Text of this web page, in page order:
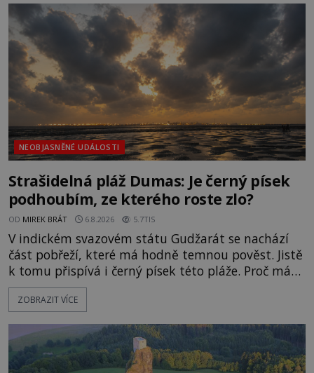
jen o nějaký optický klam, nebo se zde skutečně
právě vznáší mimozemská loď
NEOBJASNĚNÉ UDÁLOSTI
Strašidelná pláž Dumas: Je černý písek
podhoubím, ze kterého roste zlo?
OD MIREK BRÁT 6.8.2026 5.7TIS
V indickém svazovém státu Gudžarát se nachází
část pobřeží, které má hodně temnou pověst. Jistě
k tomu přispívá i černý písek této pláže. Proč má
pláž takové netypické zbarvení? Nakolik jsou
pravdivé historky, že zde došlo k nevysvětlitelným
následovat. Vstupujeme na pláž Dumas ve městě
Surat. Gu
ZOBRAZIT VÍCE